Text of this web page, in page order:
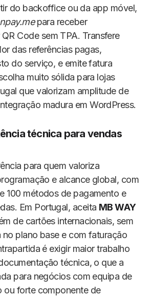
do backoffice ou da app móvel,
para receber
Code sem TPA. Transfere
das referências pagas,
do serviço, e emite fatura
muito sólida para lojas
que valorizam amplitude de
madura em WordPress.
técnica para vendas
para quem valoriza
e alcance global, com
100 métodos de pagamento e
Em Portugal, aceita MB WAY
de cartões internacionais, sem
no plano base e com faturação
é exigir maior trabalho
técnica, o que a
para negócios com equipa de
ou forte componente de